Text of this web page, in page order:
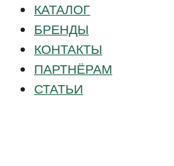
КАТАЛОГ
БРЕНДЫ
КОНТАКТЫ
ПАРТНЁРАМ
СТАТЬИ